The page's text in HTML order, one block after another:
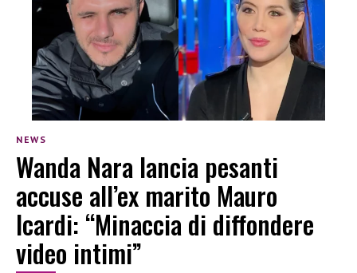
NEWS
Wanda Nara lancia pesanti
accuse all’ex marito Mauro
Icardi: “Minaccia di diffondere
video intimi”